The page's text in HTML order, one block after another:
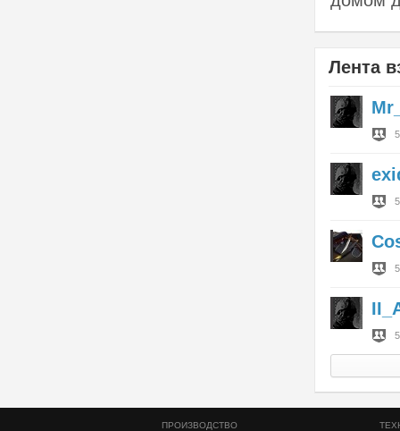
Лента
ПРОИЗВОДСТВО